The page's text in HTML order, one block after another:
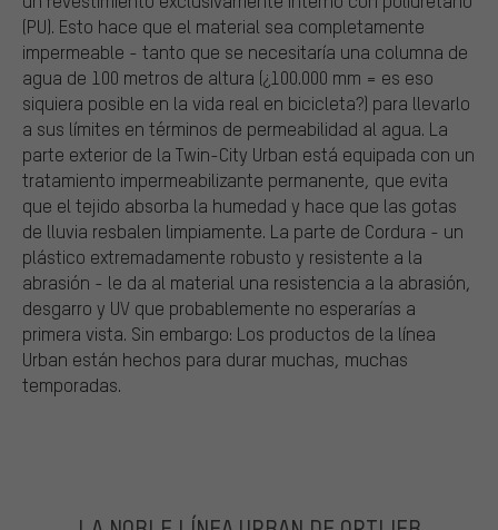
(PU). Esto hace que el material sea completamente
impermeable - tanto que se necesitaría una columna de
agua de 100 metros de altura (¿100.000 mm = es eso
siquiera posible en la vida real en bicicleta?) para llevarlo
a sus límites en términos de permeabilidad al agua. La
parte exterior de la Twin-City Urban está equipada con un
tratamiento impermeabilizante permanente, que evita
que el tejido absorba la humedad y hace que las gotas
de lluvia resbalen limpiamente. La parte de Cordura - un
plástico extremadamente robusto y resistente a la
abrasión - le da al material una resistencia a la abrasión,
desgarro y UV que probablemente no esperarías a
primera vista. Sin embargo: Los productos de la línea
Urban están hechos para durar muchas, muchas
temporadas.